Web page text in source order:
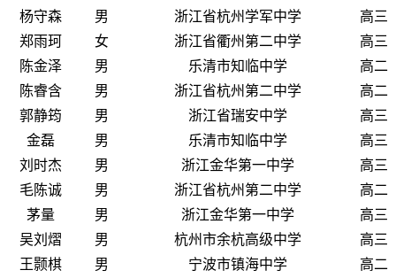
杨守森
男 浙江省杭州学军中学
高三
郑雨珂
女 浙江省衢州第二中学
高三
陈金泽
男 乐清市知临中学
高二
陈睿含
男 浙江省杭州第二中学
高二
郭静筠
男 浙江省瑞安中学
高三
金磊
男 乐清市知临中学
高三
刘时杰
男 浙江金华第一中学
高三
毛陈诚
男 浙江省杭州第二中学
高二
茅量
男 浙江金华第一中学
高三
吴刘熠
男 杭州市余杭高级中学
高三
王颢棋
男 宁波市镇海中学
高二